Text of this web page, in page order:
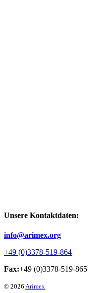
Unsere Kontaktdaten:
info@arimex.org
+49 (0)3378-519-864
Fax:+49 (0)3378-519-865
© 2026 Arimex